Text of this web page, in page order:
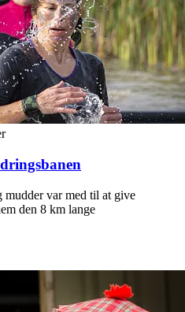
mudder var med til at give
den 8 km lange